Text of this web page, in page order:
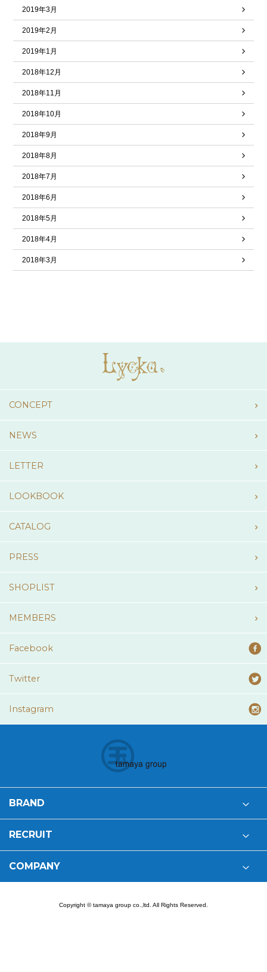
2019年3月
2019年2月
2019年1月
2018年12月
2018年11月
2018年10月
2018年9月
2018年8月
2018年7月
2018年6月
2018年5月
2018年4月
2018年3月
CONCEPT
NEWS
LETTER
LOOKBOOK
CATALOG
PRESS
SHOPLIST
MEMBERS
Facebook
Twitter
Instagram
BRAND
RECRUIT
COMPANY
Copyright © tamaya group co.,ltd. All Rights Reserved.